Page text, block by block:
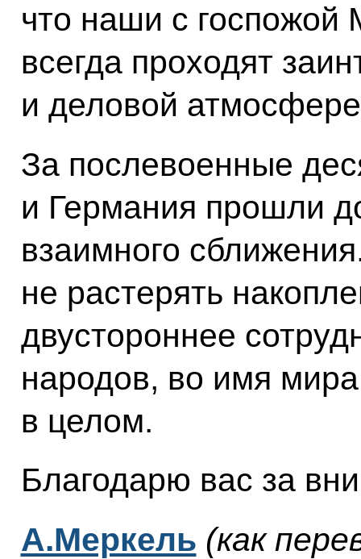
что наши с госпожой
всегда проходят
и деловой
За послевоенные
и Германия прошли
взаимного
не растерять
двустороннее
народов, во имя
в целом.
Благодарю вас за
А.Меркель (как